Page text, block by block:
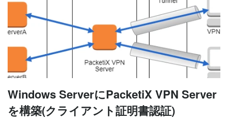
Windows ServerにPacketiX VPN Server
を構築(クライアント証明書認証)